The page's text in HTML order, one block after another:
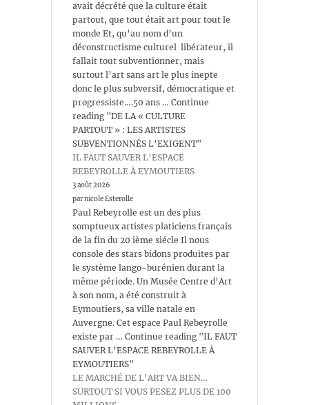
avait décrété que la culture était
partout, que tout était art pour tout le
monde Et, qu’au nom d’un
déconstructisme culturel libérateur, il
fallait tout subventionner, mais
surtout l’art sans art le plus inepte
donc le plus subversif, démocratique et
progressiste….50 ans … Continue
reading "DE LA « CULTURE
PARTOUT » : LES ARTISTES
SUBVENTIONNÉS L’EXIGENT"
IL FAUT SAUVER L’ESPACE
REBEYROLLE À EYMOUTIERS
3 août 2026
par nicole Esterolle
Paul Rebeyrolle est un des plus
somptueux artistes platiciens français
de la fin du 20 ième siécle Il nous
console des stars bidons produites par
le système lango-burénien durant la
même période. Un Musée Centre d’Art
à son nom, a été construit à
Eymoutiers, sa ville natale en
Auvergne. Cet espace Paul Rebeyrolle
existe par … Continue reading "IL FAUT
SAUVER L’ESPACE REBEYROLLE À
EYMOUTIERS"
LE MARCHÉ DE L’ART VA BIEN…
SURTOUT SI VOUS PESEZ PLUS DE 100